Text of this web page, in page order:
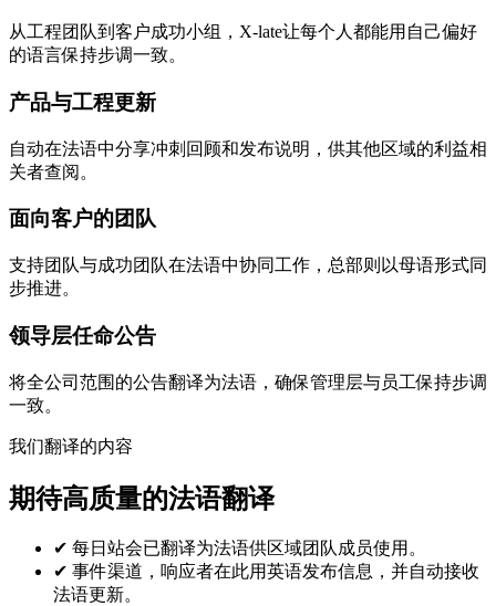
从工程团队到客户成功小组，X-late让每个人都能用自己偏好
的语言保持步调一致。
产品与工程更新
自动在法语中分享冲刺回顾和发布说明，供其他区域的利益相
关者查阅。
面向客户的团队
支持团队与成功团队在法语中协同工作，总部则以母语形式同
步推进。
领导层任命公告
将全公司范围的公告翻译为法语，确保管理层与员工保持步调
一致。
我们翻译的内容
期待高质量的法语翻译
✔ 每日站会已翻译为法语供区域团队成员使用。
✔ 事件渠道，响应者在此用英语发布信息，并自动接收
法语更新。